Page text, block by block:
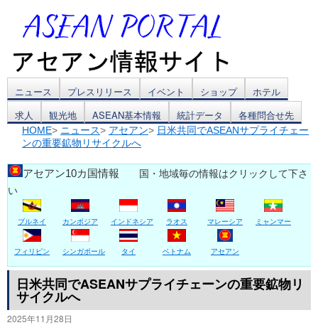
コ
ン
ン
ツ
へ
ス
キ
ッ
ニュース プレスリリース イベント ショップ
ホテル
求人
観光地 ASEAN基本情報 統計データ 各種問合せ先
HOME> ニュース> アセアン> 日米共同でASEANサプライチェー
ンの重要鉱物リサイクルへ
アセアン10カ国情報 国・地域毎の情報はクリックして下さ
い
ブルネイ カンボジア インドネシア ラオス マレーシア ミャンマー
フィリピン シンガポール タイ ベトナム アセアン
日米共同でASEANサプライチェーンの重要鉱物リ
サイクルへ
2025年11月28日